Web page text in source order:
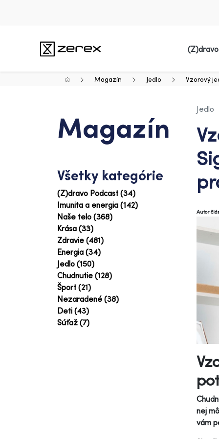
Magazín Jedlo Vzorový
Magazín
Všetky kategórie
(Z)dravo Podcast (34)
Imunita a energia (142)
Naše telo (368)
Krása (33)
Zdravie (481)
Energia (34)
Jedlo (150)
Chudnutie (128)
Šport (21)
Nezaradené (38)
Deti (43)
Súťaž (7)
Jedlo
Autor
nej
vám